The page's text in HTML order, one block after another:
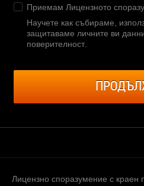
Приемам Лицензното
Научете как събираме,
защитаваме личните ви
поверителност
Лицензно споразумение с краен